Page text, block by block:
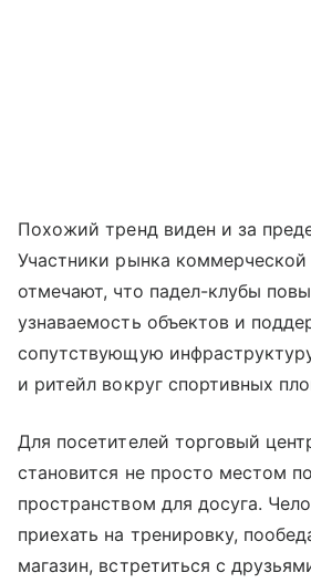
Похожий тренд виден и за
Участники рынка
отмечают, что падел-клубы
узнаваемость объектов и
сопутствующую
и ритейл вокруг спортивных
Для посетителей торговый
становится не просто местом
пространством для досуга.
приехать на тренировку,
магазин, встретиться с